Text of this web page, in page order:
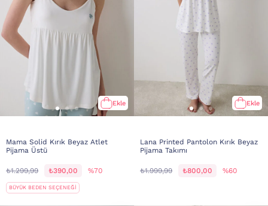
Ekle
Mama Solid Kırık Beyaz Atlet
Pijama Üstü
₺1.299,99 ₺390,00 %70
BÜYÜK BEDEN SEÇENEĞİ
Ekle
Lana Printed Pantolon Kırık Beyaz
Pijama Takımı
₺1.999,99 ₺800,00 %60